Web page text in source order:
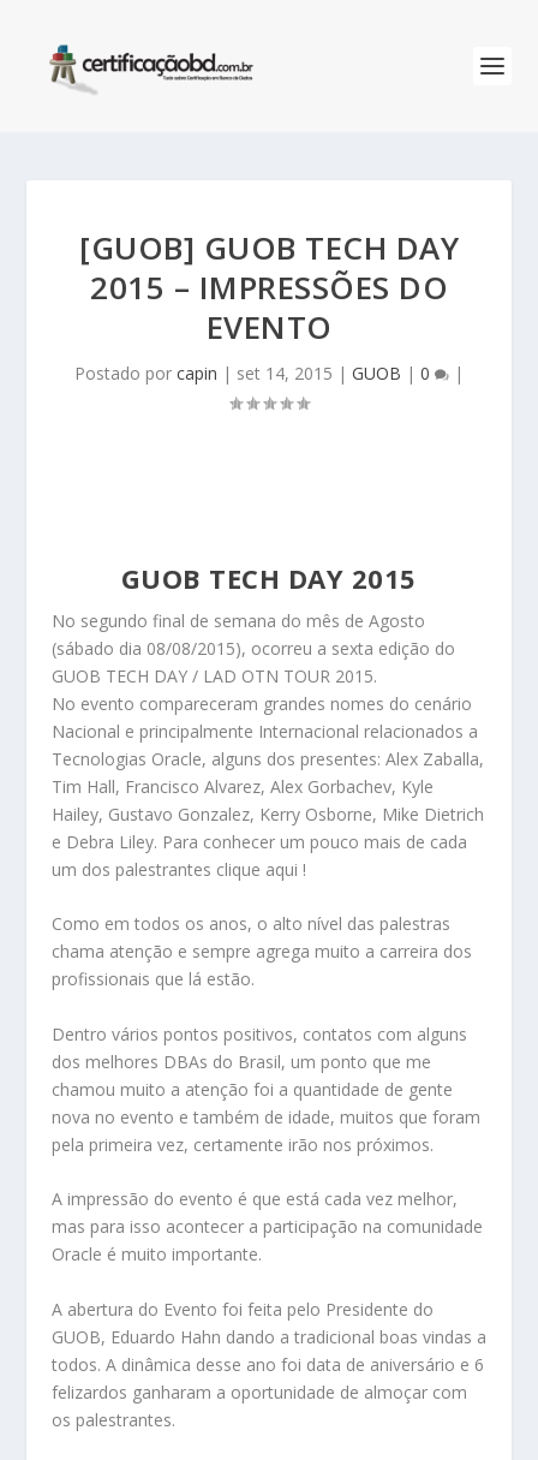
[GUOB] GUOB TECH DAY
2015 – IMPRESSÕES DO
EVENTO
Postado por capin | set 14, 2015 | GUOB | 0 |
GUOB TECH DAY 2015
No segundo final de semana do mês de Agosto
(sábado dia 08/08/2015), ocorreu a sexta edição do
GUOB TECH DAY / LAD OTN TOUR 2015.
No evento compareceram grandes nomes do cenário
Nacional e principalmente Internacional relacionados a
Tecnologias Oracle, alguns dos presentes: Alex Zaballa,
Tim Hall, Francisco Alvarez, Alex Gorbachev, Kyle
Hailey, Gustavo Gonzalez, Kerry Osborne, Mike Dietrich
e Debra Liley. Para conhecer um pouco mais de cada
um dos palestrantes clique aqui !
Como em todos os anos, o alto nível das palestras
chama atenção e sempre agrega muito a carreira dos
profissionais que lá estão.
Dentro vários pontos positivos, contatos com alguns
dos melhores DBAs do Brasil, um ponto que me
chamou muito a atenção foi a quantidade de gente
nova no evento e também de idade, muitos que foram
pela primeira vez, certamente irão nos próximos.
A impressão do evento é que está cada vez melhor,
mas para isso acontecer a participação na comunidade
Oracle é muito importante.
A abertura do Evento foi feita pelo Presidente do
GUOB, Eduardo Hahn dando a tradicional boas vindas a
todos. A dinâmica desse ano foi data de aniversário e 6
felizardos ganharam a oportunidade de almoçar com
os palestrantes.